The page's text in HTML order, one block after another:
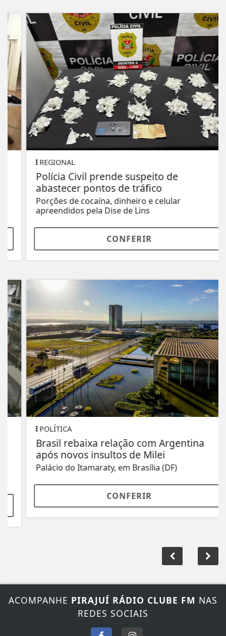
REGIONAL
Polícia Civil prende suspeito de
abastecer pontos de tráfico
Porções de cocaína, dinheiro e celular
apreendidos pela Dise de Lins
CONFERIR
POLÍTICA
Brasil rebaixa relação com Argentina
após novos insultos de Milei
Palácio do Itamaraty, em Brasília (DF)
CONFERIR
REDES SOCIAIS